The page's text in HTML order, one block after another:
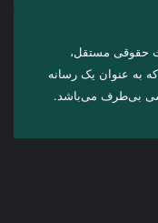
حقوقی مستقل،
به عنوان یک رسانه
بی‌طرف می‌باشد.